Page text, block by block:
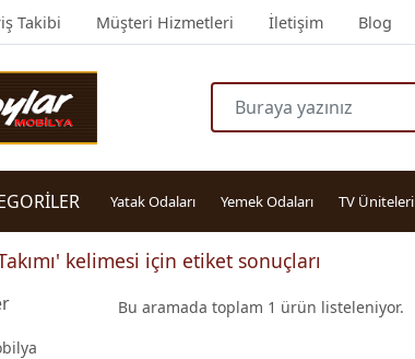
Takibi Müşteri Hizmetleri İletişim Blog
Yatak Odaları Yemek Odaları TV Üniteleri
kelimesi için etiket sonuçları
Bu aramada toplam 1 ürün listeleniyor.